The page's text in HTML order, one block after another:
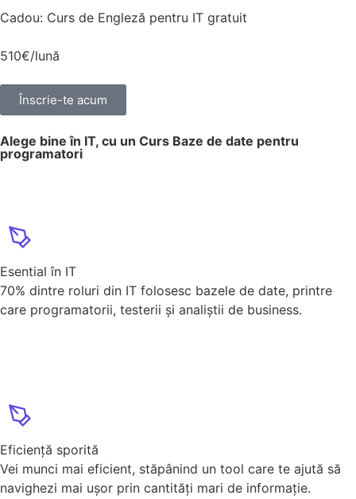
Cadou: Curs de Engleză pentru IT gratuit
510€/lună
Înscrie-te acum
Alege bine în IT, cu un Curs Baze de date pentru
programatori
Esential în IT
70% dintre roluri din IT folosesc bazele de date, printre
care programatorii, testerii și analiștii de business.
Eficiență sporită
Vei munci mai eficient, stăpânind un tool care te ajută să
navighezi mai ușor prin cantități mari de informație.